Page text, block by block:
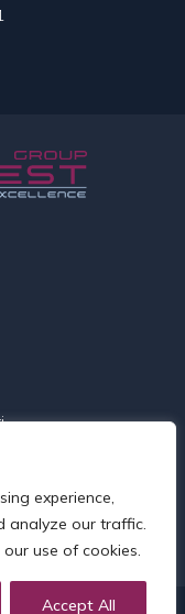
experience,
analyze our traffic.
use of cookies.
Accept All